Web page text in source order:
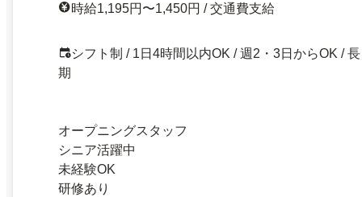
時給1,195円〜1,450円 / 交通費支給
シフト制 / 1日4時間以内OK / 週2・3日からOK / 長
期
オープニングスタッフ
シニア活躍中
未経験OK
研修あり